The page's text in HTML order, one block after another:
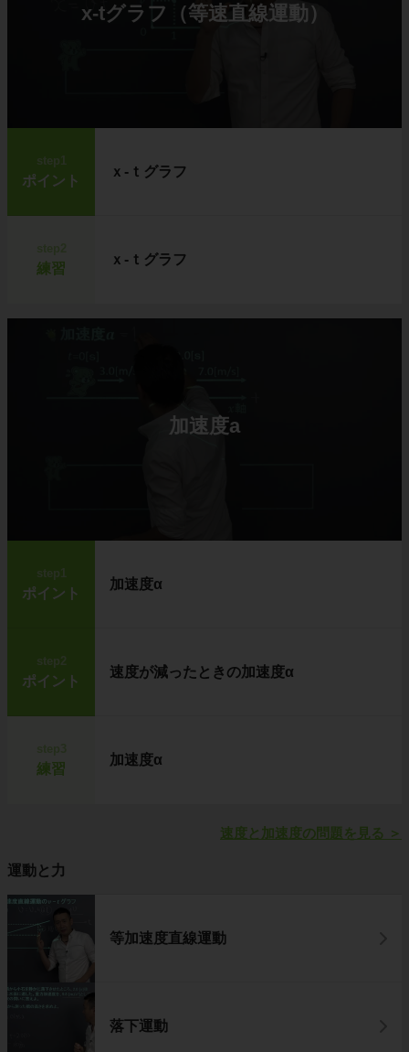
x-tグラフ（等速直線運動）
step1
ポイント
ｘ-ｔグラフ
練習
ｘ-ｔグラフ
加速度a
step1
ポイント
加速度α
step2
ポイント
速度が減ったときの加速度α
練習
加速度α
速度と加速度の問題を見る ＞
運動と力
等加速度直線運動
落下運動